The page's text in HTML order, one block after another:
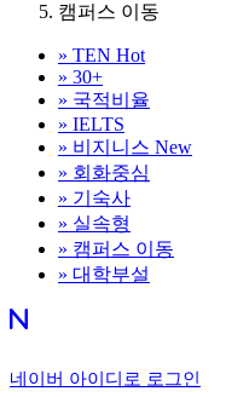
캠퍼스 이동
» TEN Hot
» 30+
» 국적비율
» IELTS
» 비지니스 New
» 회화중심
» 기숙사
» 실속형
» 캠퍼스 이동
» 대학부설
네이버 아이디로 로그인